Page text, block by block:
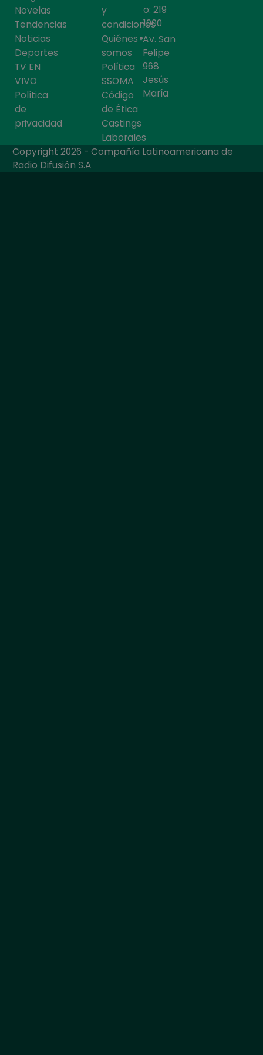
Novelas
Tendencias
Noticias
Deportes
TV EN
VIVO
Política
de
privacidad
y
condiciones
Quiénes
somos
Política
SSOMA
Código
de Ética
Castings
Laborales
o: 219
1000
Av. San
Felipe
968
Jesús
María
Copyright 2026 - Compañía Latinoamericana de
Radio Difusión S.A